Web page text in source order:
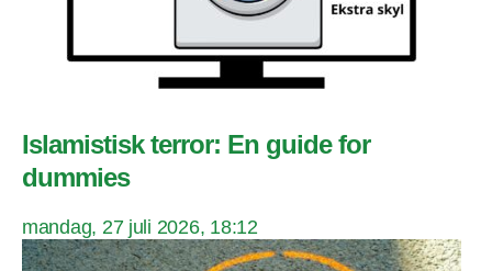
Islamistisk terror: En guide for
dummies
mandag, 27 juli 2026, 18:12